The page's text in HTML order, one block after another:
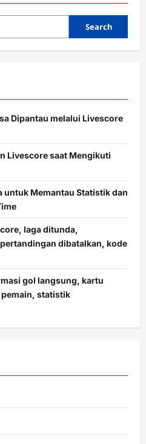
Search
Dipantau melalui Livescore
Livescore saat Mengikuti
untuk Memantau Statistik dan
laga ditunda,
dibatalkan, kode
gol langsung, kartu
statistik